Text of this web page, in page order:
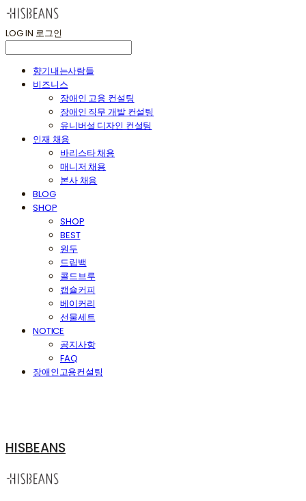
LOG IN 로그인
향기내는사람들
비즈니스
장애인 고용 컨설팅
장애인 직무 개발 컨설팅
유니버설 디자인 컨설팅
인재 채용
바리스타 채용
매니저 채용
본사 채용
BLOG
SHOP
SHOP
BEST
원두
드립백
콜드브루
캡슐커피
베이커리
선물세트
NOTICE
공지사항
FAQ
장애인고용컨설팅
HISBEANS